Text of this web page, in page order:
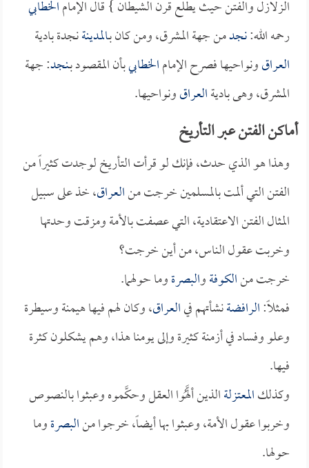
الزلازل والفتن حيث يطلع قرن الشيطان } قال الإمامالخطابي
رحمه الله:نجدمن جهة المشرق، ومن كان بـالمدينةنجدة بادية
العراقونواحيها فصرح الإمامالخطابيبأن المقصود بـنجد: جهة
المشرق، وهى باديةالعراقونواحيها.
أماكن الفتن عبر التأريخ
وهذا هو الذي حدث، فإنك لو قرأت التأريخ لوجدت كثيراً من
الفتن التي ألمت بالمسلمين خرجت منالعراق، خذ على سبيل
المثال الفتن الاعتقادية، التي عصفت بالأمة ومزقت وحدتها
وخربت عقول الناس، من أين خرجت؟
خرجت منالكوفةوالبصرةوما حولهما.
فمثلاً:الرافضةنشأتهم فيالعراق، وكان لهم فيها هيمنة وسيطرة
وعلو وفساد في أزمنة كثيرة وإلى يومنا هذا، وهم يشكلون كثرة
فيها.
وكذلكالمعتزلةالذين ألَّهُوا العقل وحكَّموه وعبثوا بالنصوص
وخربوا عقول الأمة، وعبثوا بها أيضاً، خرجوا منالبصرةوما
حولها.